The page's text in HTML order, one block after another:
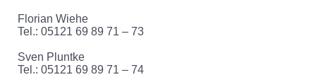
Florian Wiehe
Tel.: 05121 69 89 71 – 73
Sven Pluntke
Tel.: 05121 69 89 71 – 74